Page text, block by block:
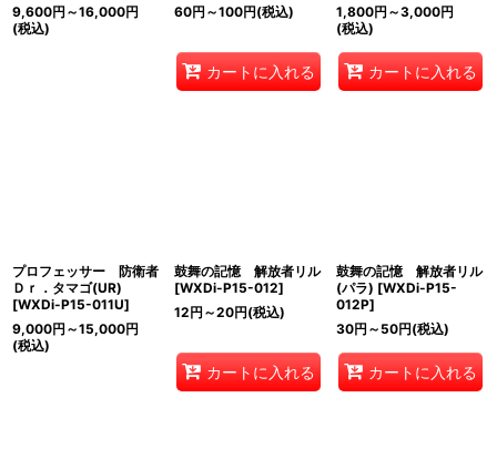
9,600円 ～16,000円
(税込)
60円 ～100円(税込)
カートに入れる
1,800円 ～3,000円
(税込)
カートに入れる
プロフェッサー 防衛者
Ｄｒ．タマゴ(UR)
[WXDi-P15-011U]
9,000円 ～15,000円
(税込)
鼓舞の記憶 解放者リル
[WXDi-P15-012]
12円 ～20円(税込)
カートに入れる
鼓舞の記憶 解放者リル
(パラ) [WXDi-P15-
012P]
30円 ～50円(税込)
カートに入れる